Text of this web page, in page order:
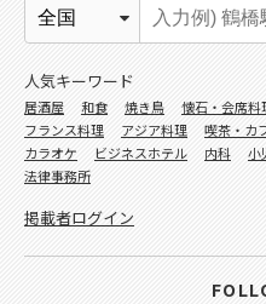
人気キーワード
居酒屋 和食 焼き鳥 懐石・会席料
フランス料理
アジア料理 喫茶・カ
カラオケ
ビジネスホテル 内科 小
法律事務所
掲載者ログイン